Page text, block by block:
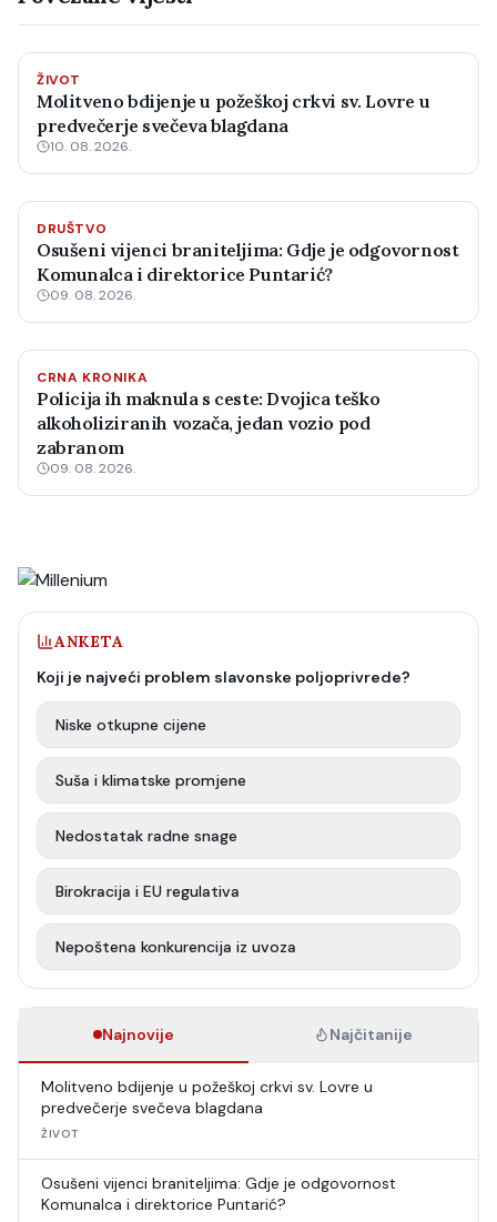
ŽIVOT
Molitveno bdijenje u požeškoj crkvi sv. Lovre u
predvečerje svečeva blagdana
10. 08. 2026.
DRUŠTVO
Osušeni vijenci braniteljima: Gdje je odgovornost
Komunalca i direktorice Puntarić?
09. 08. 2026.
CRNA KRONIKA
Policija ih maknula s ceste: Dvojica teško
alkoholiziranih vozača, jedan vozio pod
zabranom
09. 08. 2026.
ANKETA
Koji je najveći problem slavonske poljoprivrede?
Niske otkupne cijene
Suša i klimatske promjene
Nedostatak radne snage
Birokracija i EU regulativa
Nepoštena konkurencija iz uvoza
Najnovije Najčitanije
Molitveno bdijenje u požeškoj crkvi sv. Lovre u
predvečerje svečeva blagdana
ŽIVOT
Osušeni vijenci braniteljima: Gdje je odgovornost
Komunalca i direktorice Puntarić?